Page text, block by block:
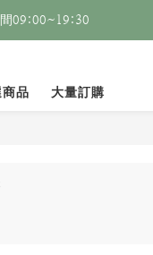
09:00~19:30
品 大量訂購